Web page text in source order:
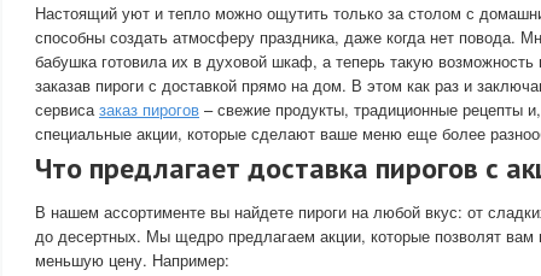
Настоящий уют и тепло можно ощутить только за столом с
способны создать атмосферу праздника, даже когда нет повода.
бабушка готовила их в духовой шкаф, а теперь такую возможность
заказав пироги с доставкой прямо на дом. В этом как раз и
сервисазаказ пирогов – свежие продукты, традиционные рецепты
специальные акции, которые сделают ваше меню еще более
Что предлагает доставка пирогов с
В нашем ассортименте вы найдете пироги на любой вкус: от
до десертных. Мы щедро предлагаем акции, которые позволят вам
меньшую цену. Например: